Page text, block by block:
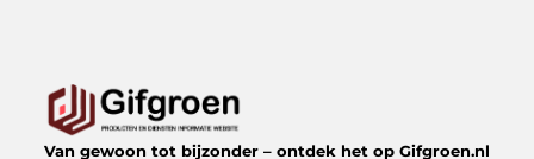
Van gewoon tot bijzonder – ontdek het op Gifgroen.nl